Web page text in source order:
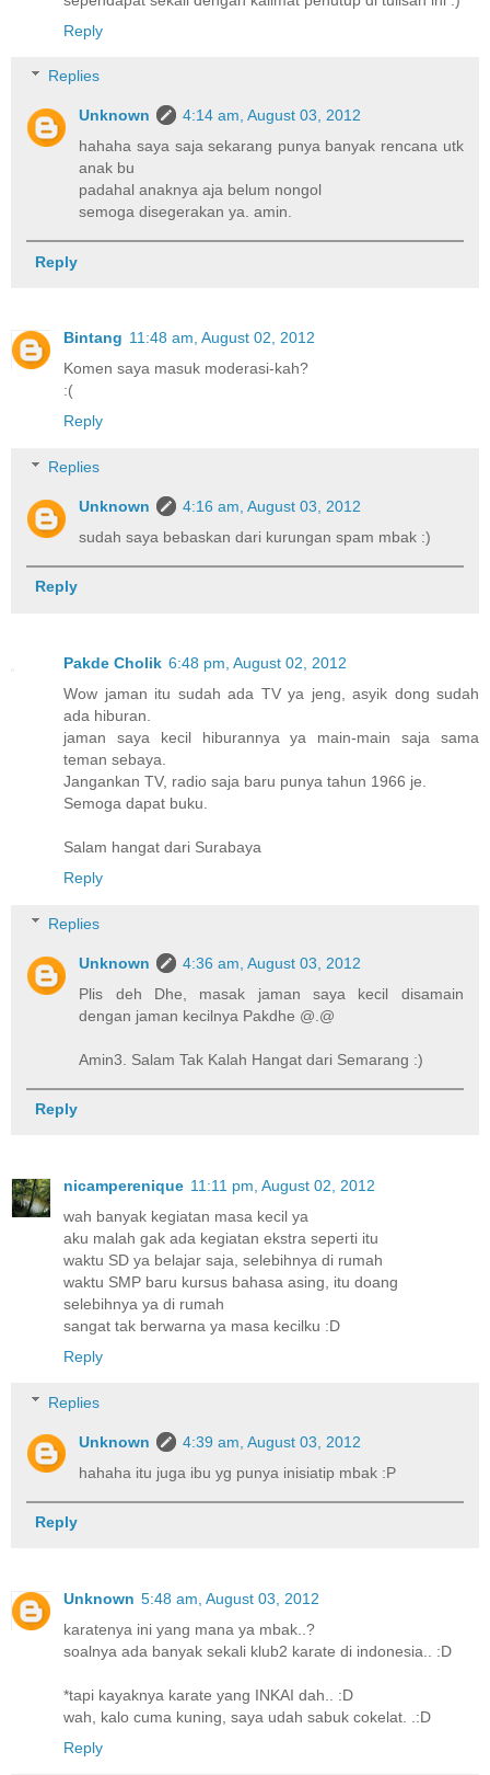
Reply
Replies
Unknown
4:14 am, August 03, 2012
hahaha saya saja sekarang punya banyak rencana utk
anak bu
padahal anaknya aja belum nongol
semoga disegerakan ya. amin.
Reply
Bintang 11:48 am, August 02, 2012
Komen saya masuk moderasi-kah?
:(
Reply
Replies
Unknown
4:16 am, August 03, 2012
sudah saya bebaskan dari kurungan spam mbak :)
Reply
Pakde Cholik 6:48 pm, August 02, 2012
Wow jaman itu sudah ada TV ya jeng, asyik dong sudah
ada hiburan.
jaman saya kecil hiburannya ya main-main saja sama
teman sebaya.
Jangankan TV, radio saja baru punya tahun 1966 je.
Semoga dapat buku.
Salam hangat dari Surabaya
Reply
Replies
Unknown
4:36 am, August 03, 2012
Plis deh Dhe, masak jaman saya kecil disamain
dengan jaman kecilnya Pakdhe @.@
Amin3. Salam Tak Kalah Hangat dari Semarang :)
Reply
nicamperenique 11:11 pm, August 02, 2012
wah banyak kegiatan masa kecil ya
aku malah gak ada kegiatan ekstra seperti itu
waktu SD ya belajar saja, selebihnya di rumah
waktu SMP baru kursus bahasa asing, itu doang
selebihnya ya di rumah
sangat tak berwarna ya masa kecilku :D
Reply
Replies
Unknown
4:39 am, August 03, 2012
hahaha itu juga ibu yg punya inisiatip mbak :P
Reply
Unknown 5:48 am, August 03, 2012
karatenya ini yang mana ya mbak..?
soalnya ada banyak sekali klub2 karate di indonesia.. :D
*tapi kayaknya karate yang INKAI dah.. :D
wah, kalo cuma kuning, saya udah sabuk cokelat. .:D
Reply